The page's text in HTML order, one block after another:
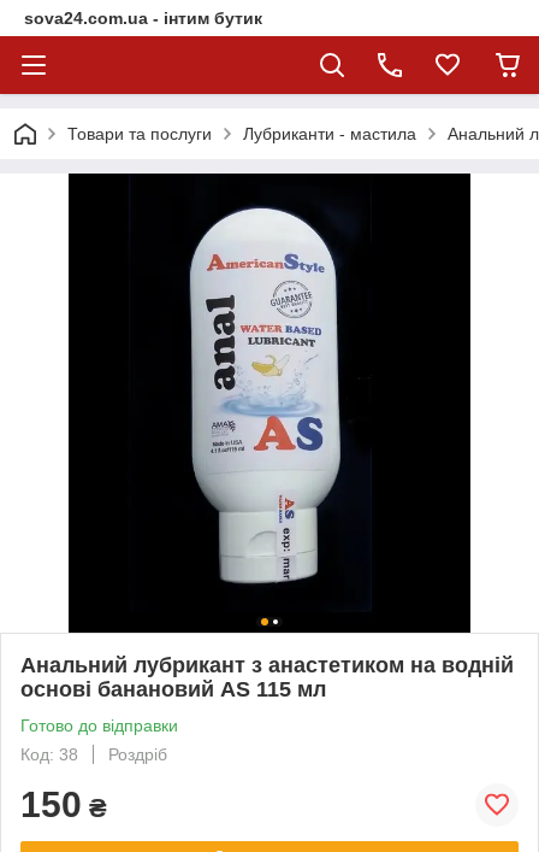
sova24.com.ua - інтим бутик
Товари та послуги Лубриканти - мастила Анальний
Анальний лубрикант з анастетиком на водній
основі банановий AS 115 мл
Готово до відправки
Код: 38
Роздріб
150 ₴